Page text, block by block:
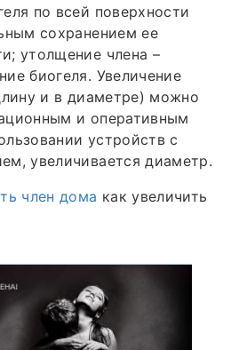
по всей поверхности
сохранением ее
утолщение члена –
биогеля. Увеличение
и в диаметре) можно
и оперативным
устройств с
увеличивается диаметр.
член дома как увеличить